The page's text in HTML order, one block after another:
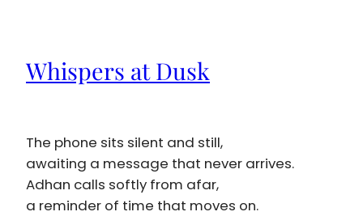
Whispers at Dusk
The phone sits silent and still,
awaiting a message that never arrives.
Adhan calls softly from afar,
a reminder of time that moves on.